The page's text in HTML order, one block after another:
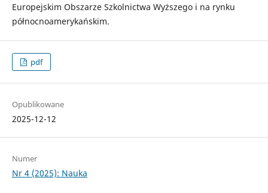
Europejskim Obszarze Szkolnictwa Wyższego i na rynku
północnoamerykańskim.
pdf
Opublikowane
2025-12-12
Numer
Nr 4 (2025): Nauka